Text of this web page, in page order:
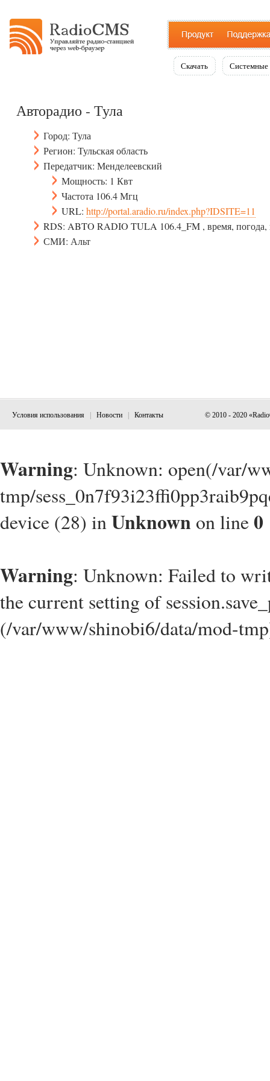
Скачать Системные
Авторадио - Тула
Город: Тула
Регион: Тульская область
Передатчик: Менделеевский
Мощность: 1 Квт
Частота 106.4 Мгц
URL: http://portal.aradio.ru/index.php?IDSITE=11
RDS: ABTO RADIO TULA 106.4_FM , время, погода,
СМИ: Альт
Условия использования Новости Контакты © 2010 - 2020
Warning: Unknown: open(/var/
tmp/
device (28) inUnknown on line0
Warning: Unknown: Failed to
the current setting of
(/var/www/shinobi6/data/mod-